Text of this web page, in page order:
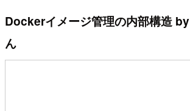
Dockerイメージ管理の内部構造 by
ん